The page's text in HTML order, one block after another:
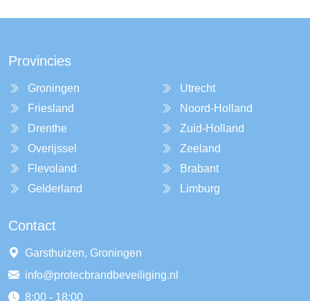
Provincies
Groningen
Friesland
Drenthe
Overijssel
Flevoland
Gelderland
Utrecht
Noord-Holland
Zuid-Holland
Zeeland
Brabant
Limburg
Contact
Garsthuizen, Groningen
info@protecbrandbeveiliging.nl
8:00 - 18:00